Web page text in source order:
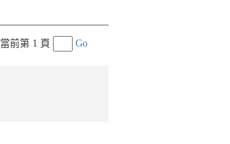
當前第 1 頁 Go